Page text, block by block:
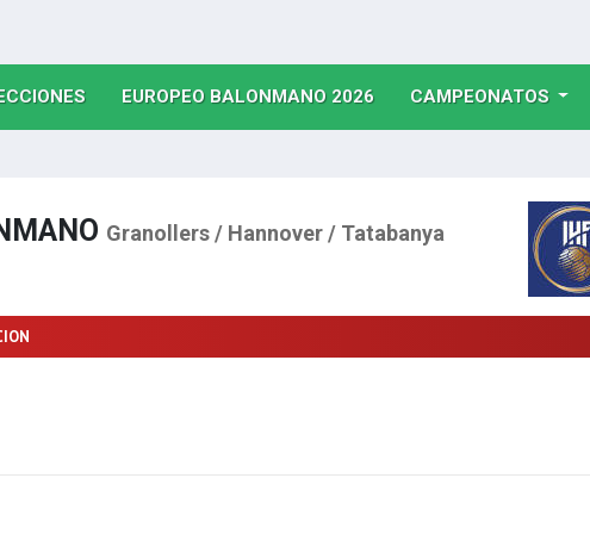
(CURRENT)
EUROPEO BALONMANO 2026(CURRENT)
CAMPEONATOS
Granollers / Hannover / Tatabanya